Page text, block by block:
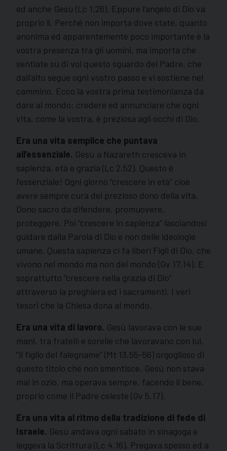
ed anche Gesù (Lc 1,26). Eppure l’angelo di Dio va
proprio lì. Perché non importa dove state, quanto
anonima ed apparentemente poco importante è la
vostra presenza tra gli uomini, ma importa che
sentiate su di voi questo sguardo del Padre, che
dall’alto segue ogni vostro passo e vi sostiene nel
cammino. Ecco la vostra prima testimonianza da
dare al mondo: credere ed annunciare che ogni
vita, come la vostra, è preziosa agli occhi di Dio.
Era una vita semplice che puntava
all’essenziale. Gesù a Nazareth cresceva in
sapienza, età e grazia (Lc 2,52). Questo è
l’essenziale! Ogni giorno “crescere in età” cioè
avere sempre cura del prezioso dono della vita.
Dono sacro da difendere, promuovere,
proteggere. Poi “crescere in sapienza” lasciandosi
guidare dalla Parola di Dio e non delle ideologie
umane. Questa sapienza ci fa liberi Figli di Dio, che
vivono nel mondo ma non del mondo (Gv 17,14). E
soprattutto “crescere nella grazia di Dio”
attraverso la preghiera ed i sacramenti. I veri
tesori che la Chiesa dona al mondo.
Era una vita di lavoro. Gesù lavorava con le sue
mani, tra fratelli e sorelle che lavoravano con lui,
“il figlio del falegname” (Mt 13,55-56) orgoglioso di
questo titolo che non smentisce. Gesù non stava
mai in ozio, ma operava sempre, facendo il bene,
proprio come il Padre celeste (Gv 5,17).
Era una vita al ritmo della tradizione di fede di
Israele. Gesù andava ogni sabato in sinagoga e
leggeva la Scrittura (Lc 4,16). Pregava spesso ed a